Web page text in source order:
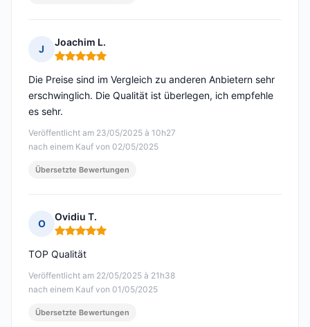
J
Joachim L.
Hinweis: 5 von 5
Veröffentlicht am 23/05/2025 à 10h27
nach einem Kauf von 02/05/2025
Die Preise sind im Vergleich zu anderen Anbietern sehr
erschwinglich. Die Qualität ist überlegen, ich empfehle
es sehr.
Übersetzte Bewertungen
O
Ovidiu T.
Hinweis: 5 von 5
Veröffentlicht am 22/05/2025 à 21h38
nach einem Kauf von 01/05/2025
TOP Qualität
Übersetzte Bewertungen